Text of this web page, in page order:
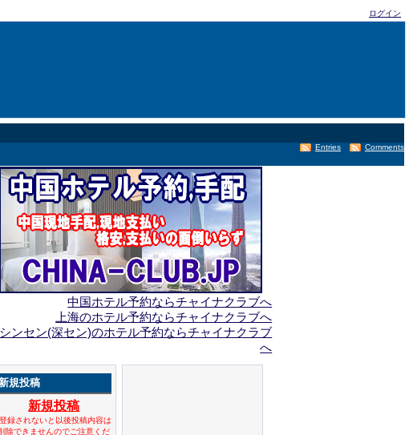
ログイン
Comments
Entries
中国ホテル予約ならチャイナクラブへ
上海のホテル予約ならチャイナクラブへ
シンセン(深セン)のホテル予約ならチャイナクラブ
へ
規投稿
新規投稿
録されないと以後投稿内容は
除できませんのでご注意くだ